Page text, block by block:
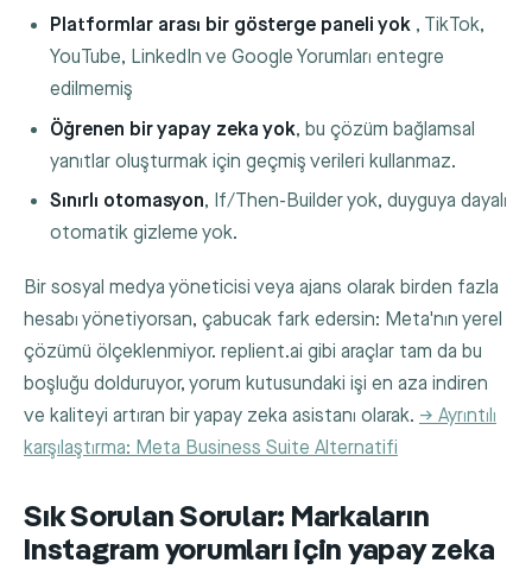
Platformlar arası bir gösterge paneli yok , TikTok,
YouTube, LinkedIn ve Google Yorumları entegre
edilmemiş
Öğrenen bir yapay zeka yok, bu çözüm bağlamsal
yanıtlar oluşturmak için geçmiş verileri kullanmaz.
Sınırlı otomasyon, If/Then-Builder yok, duyguya dayalı
otomatik gizleme yok.
Bir sosyal medya yöneticisi veya ajans olarak birden fazla
hesabı yönetiyorsan, çabucak fark edersin: Meta'nın yerel
çözümü ölçeklenmiyor. replient.ai gibi araçlar tam da bu
boşluğu dolduruyor, yorum kutusundaki işi en aza indiren
ve kaliteyi artıran bir yapay zeka asistanı olarak. → Ayrıntılı
karşılaştırma: Meta Business Suite Alternatifi
Sık Sorulan Sorular: Markaların
Instagram yorumları için yapay zeka